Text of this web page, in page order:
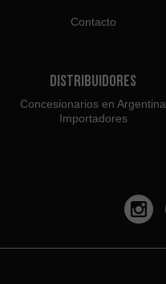
Contacto
Distribuidores
Concesionarios en Argentina
Importadores